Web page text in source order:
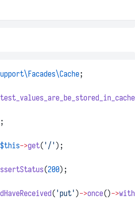
;
test_values_are_be_stored_in_cache
$this->get( '/' );
(200);
( 'put' )->once()->with